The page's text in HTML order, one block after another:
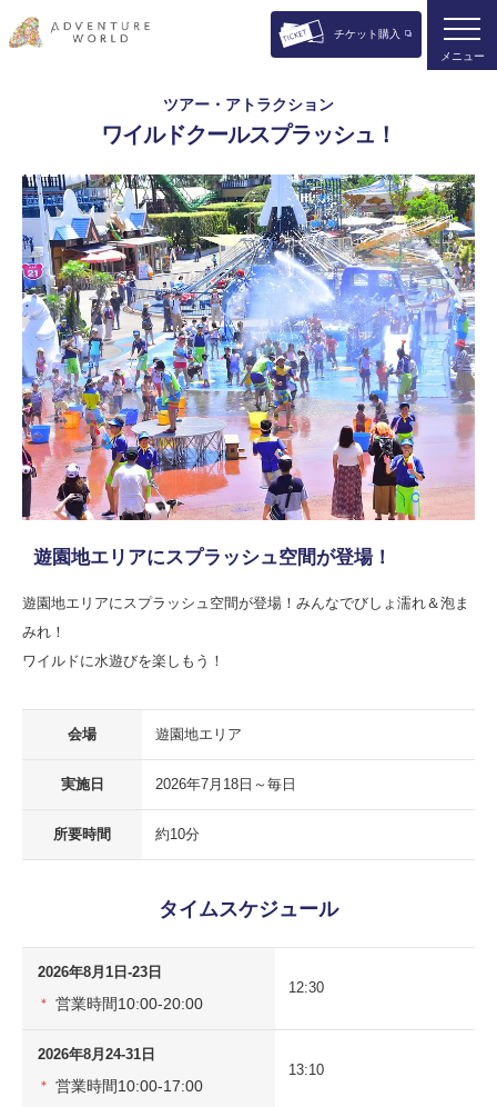
チケット購入
メニュー
ツアー・アトラクション
ワイルドクールスプラッシュ！
遊園地エリアにスプラッシュ空間が登場！
遊園地エリアにスプラッシュ空間が登場！みんなでびしょ濡れ＆泡ま
みれ！
ワイルドに水遊びを楽しもう！
会場 遊園地エリア
実施日 2026年7月18日～毎日
所要時間 約10分
タイムスケジュール
2026年8月1日-23日
＊ 営業時間10:00-20:00
12:30
2026年8月24-31日
＊ 営業時間10:00-17:00
13:10